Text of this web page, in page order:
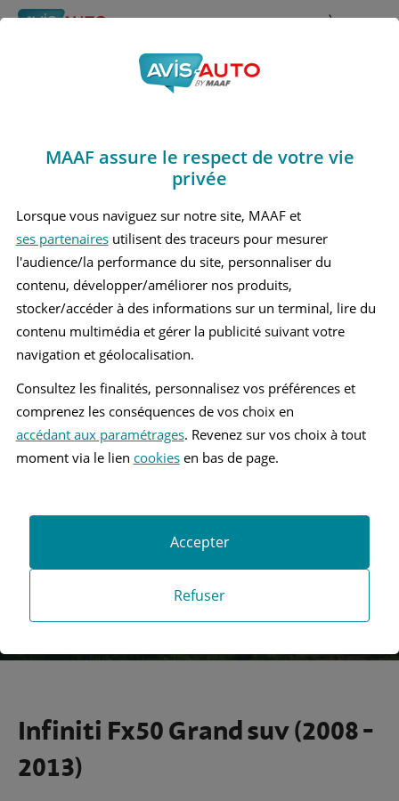
Rechercher À propos
Obtenir un devis d'assurance auto MAAF
Avis Infiniti Fx50 Grand
suv (2008 - 2013)
Recherche d'un véhicule
Comparer deux véhicules
Recherche
Recherche avancée
Infiniti Fx50 Grand suv (2008 -
2013)
MAAF assure le respect de votre vie
privée
Lorsque vous naviguez sur notre site, MAAF et
ses partenairesutilisent des traceurs pour mesurer
l'audience/la performance du site, personnaliser du
contenu, développer/améliorer nos produits,
stocker/accéder à des informations sur un terminal, lire du
contenu multimédia et gérer la publicité suivant votre
navigation et géolocalisation.
Consultez les finalités, personnalisez vos préférences et
comprenez les conséquences de vos choix en
accédant aux paramétrages. Revenez sur vos choix à tout
moment via le lien cookiesen bas de page.
Refuser
Accepter